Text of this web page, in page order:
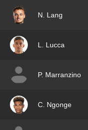
N. Lang
L. Lucca
P. Marranzino
C. Ngonge